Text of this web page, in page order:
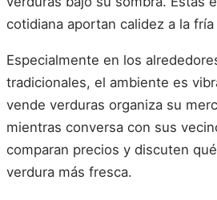
cotidiana aportan calidez a la fría
Especialmente en los
tradicionales, el ambiente es
vende verduras organiza su
mientras conversa con sus
comparan precios y discuten
verdura más fresca.